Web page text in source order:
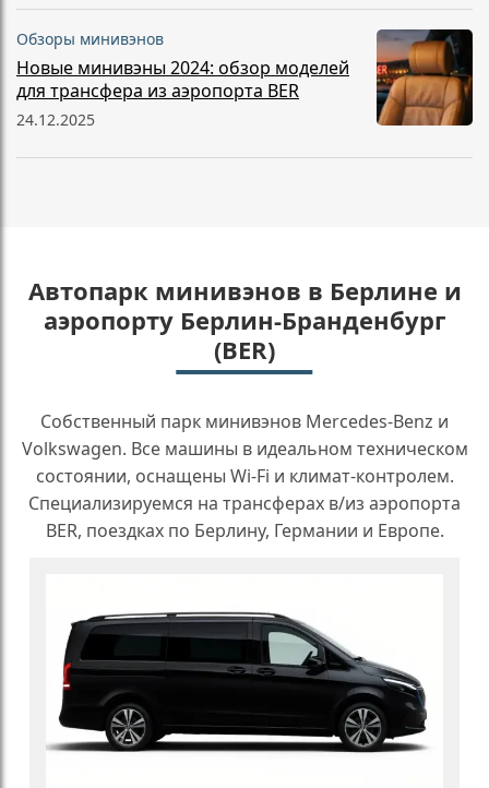
Обзоры минивэнов
Новые минивэны 2024: обзор моделей
для трансфера из аэропорта BER
24.12.2025
Автопарк минивэнов в Берлине и
аэропорту Берлин-Бранденбург
(BER)
Собственный парк минивэнов Mercedes-Benz и
Volkswagen. Все машины в идеальном техническом
состоянии, оснащены Wi-Fi и климат-контролем.
Специализируемся на трансферах в/из аэропорта
BER, поездках по Берлину, Германии и Европе.